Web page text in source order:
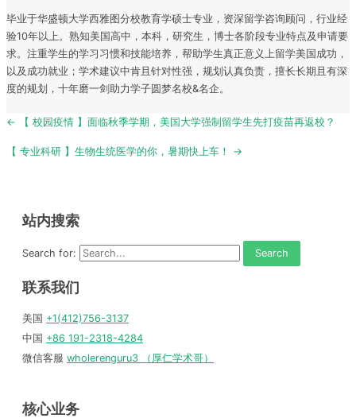
毕业于华盛顿大学西雅图分校教育学硕士专业，资深留学咨询顾问，行业经
验10年以上。熟知美国高中，本科，研究生，博士各阶段专业特点及申请要
求。注重学生的学习习惯和技能培养，帮助学生真正意义上留学美国成功，
以及成功就业；学术建议中肯且针对性强，规划认真负责，擅长长期且有深
度的规划，十年磨一剑助力学子圆梦名校&名企。
Post
← 【 校园疫情 】面临秋季学期，美国大学强制留学生先打疫苗再返校？
【 专业科研 】生物生统医学的你，暑期快上车！ →
站内搜索
Search for:
联系我们
美国 +1(412)756-3137
中国 +86 191-2318-4284
微信客服 wholerenguru3 （厚仁学术哥）
核心业务